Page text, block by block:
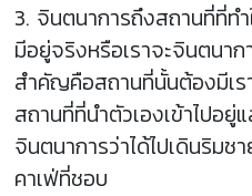
3. จินตนาการถึงสถานที่ที่ท
มีอยู่จริงหรือเราจะจินต
สำคัญคือสถานที่นั้นต้องมี
สถานที่ที่นำตัวเองเข้าไ
จินตนาการว่าได้ไปเดินริม
คาเฟ่ที่ชอบ